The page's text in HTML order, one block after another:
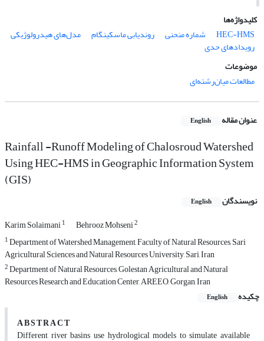
کلیدواژه‌ها
HEC-HMS
شماره منحنی روندیابی ماسکینگام مدل‌های هیدرولوژیکی
رویدادهای حدی
موضوعات
مطالعات میان‌رشته‌ای
عنوان مقاله English
Rainfall -Runoff Modeling of Chalosroud Watershed
Using HEC-HMS in Geographic Information System
(GIS)
نویسندگان English
Karim Solaimani1 Behrooz Mohseni2
1Department of Watershed Management, Faculty of Natural Resources, Sari
Agricultural Sciences and Natural Resources University, Sari, Iran
2Department of Natural Resources, Golestan Agricultural and Natural
Resources Research and Education Center, AREEO, Gorgan, Iran
چکیده
English
A B S T R A C T
Different river basins use hydrological models to simulate available